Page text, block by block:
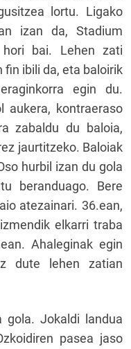
lortu. Ligako
izan da, Stadium
bai. Lehen zati
fin ibili da, eta baloirik
egin du.
aukera, kontraeraso
zabaldu du baloia,
jaurtitzeko. Baloiak
hurbil izan du gola
beranduago. Bere
atezainari. 36.ean,
elkarri traba
Ahaleginak egin
dute lehen zatian
gola. Jokaldi landua
pasea jaso